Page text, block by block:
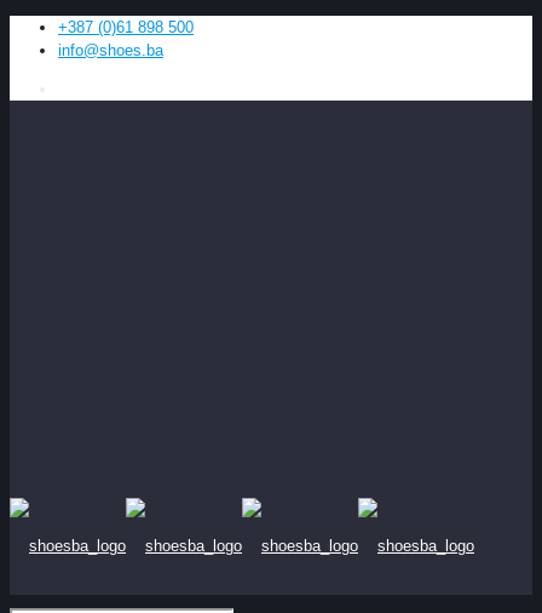
+387 (0)61 898 500
info@shoes.ba